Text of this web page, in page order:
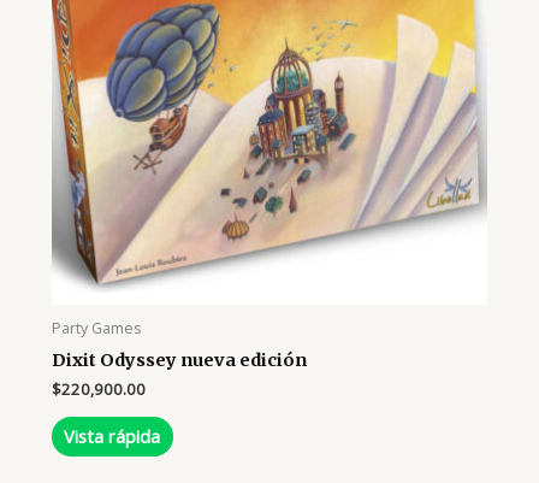
Party Games
Dixit Odyssey nueva edición
$220,900.00
Vista rápida